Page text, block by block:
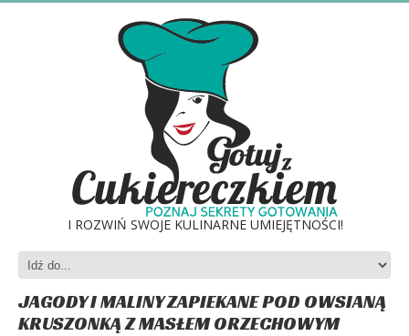
I ROZWIŃ SWOJE KULINARNE UMIEJĘTNOŚCI!
JAGODY I MALINY ZAPIEKANE POD OWSIANĄ
KRUSZONKĄ Z MASŁEM ORZECHOWYM